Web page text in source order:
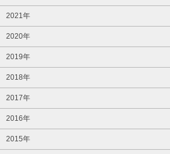
2021年
2020年
2019年
2018年
2017年
2016年
2015年